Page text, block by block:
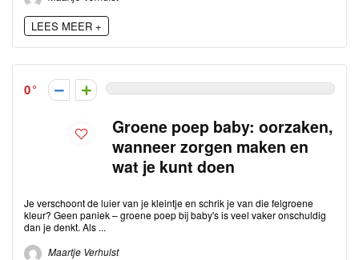
LEES MEER +
0
Groene poep baby: oorzaken,
wanneer zorgen maken en
wat je kunt doen
Je verschoont de luier van je kleintje en schrik je van die felgroene
kleur? Geen paniek – groene poep bij baby's is veel vaker onschuldig
dan je denkt. Als ...
Maartje Verhulst